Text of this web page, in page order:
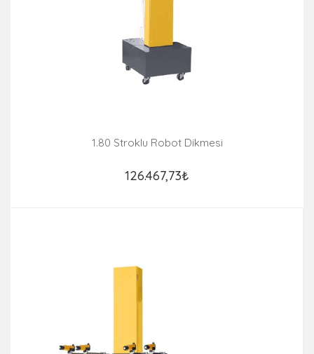
1.80 Stroklu Robot Dikmesi
126.467,73₺